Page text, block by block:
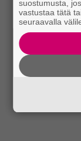
suostumusta,
vastustaa tätä
seuraavalla